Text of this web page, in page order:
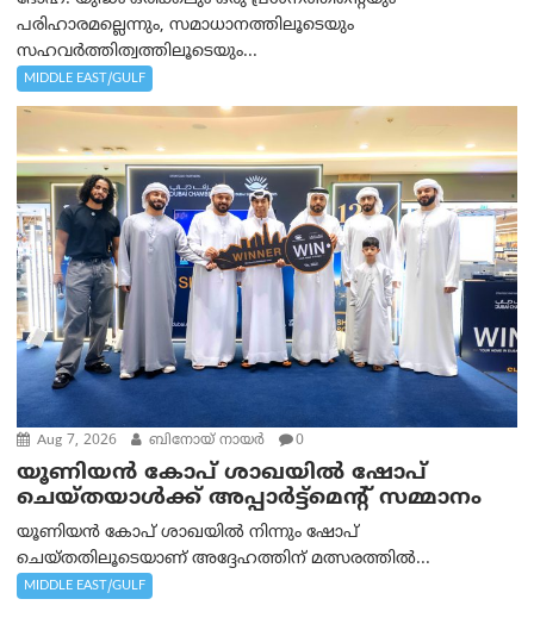
പരിഹാരമല്ലെന്നും, സമാധാനത്തിലൂടെയും
സഹവര്‍ത്തിത്വത്തിലൂടെയും...
MIDDLE EAST/GULF
Aug 7, 2026 ബിനോയ് നായര്‍ 0
യൂണിയൻ കോപ് ശാഖയിൽ ഷോപ്
ചെയ്തയാൾക്ക് അപ്പാർട്ട്മെന്റ് സമ്മാനം
യൂണിയൻ കോപ് ശാഖയിൽ നിന്നും ഷോപ്
ചെയ്തതിലൂടെയാണ് അദ്ദേഹത്തിന് മത്സരത്തിൽ...
MIDDLE EAST/GULF